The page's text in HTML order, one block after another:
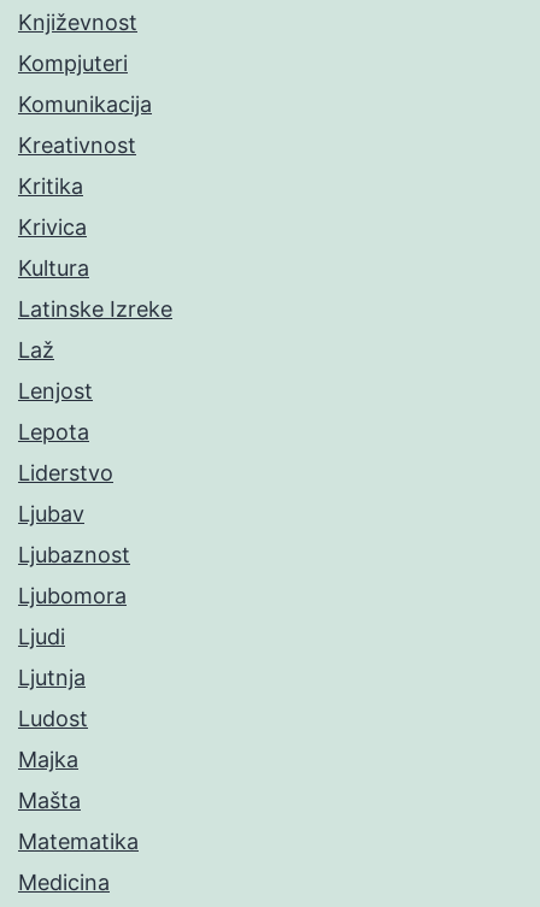
Književnost
Kompjuteri
Komunikacija
Kreativnost
Kritika
Krivica
Kultura
Latinske Izreke
Laž
Lenjost
Lepota
Liderstvo
Ljubav
Ljubaznost
Ljubomora
Ljudi
Ljutnja
Ludost
Majka
Mašta
Matematika
Medicina